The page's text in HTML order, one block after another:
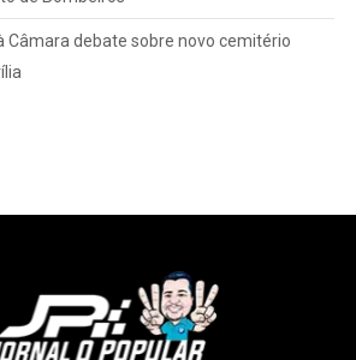
de alta complexidade pelo SUS
à Câmara pedido de melhorias no pátio
de Bombeiros